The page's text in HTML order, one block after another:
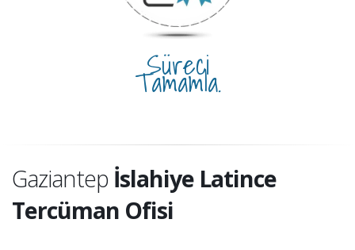
Süreci
Tamamla.
Gaziantep İslahiye Latince
Tercüman Ofisi